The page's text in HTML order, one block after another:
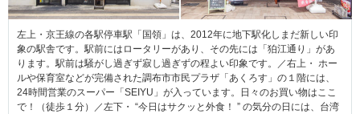
左上・京王線の各駅停車駅「国領」は、2012年に地下駅化しまだ新しい印
象の駅舎です。駅前にはロータリーがあり、その先には「狛江通り」があ
ります。駅前は騒がし過ぎず寂し過ぎずの程よい印象です。／右上・ ホー
ルや保育室などが完備された調布市市民プラザ「あくろす」の１階には、
24時間営業のスーパー「SEIYU」が入っています。日々のお買い物はここ
で！（徒歩１分）／左下・ “今日はサクッと外食！ ” の気分の日には、台湾